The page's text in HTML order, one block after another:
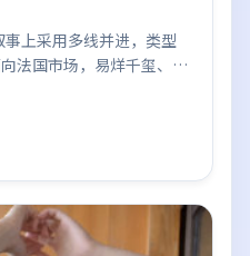
上采用多线并进，类型
法国市场，易烊千玺、周
推动关键反转，结尾留白